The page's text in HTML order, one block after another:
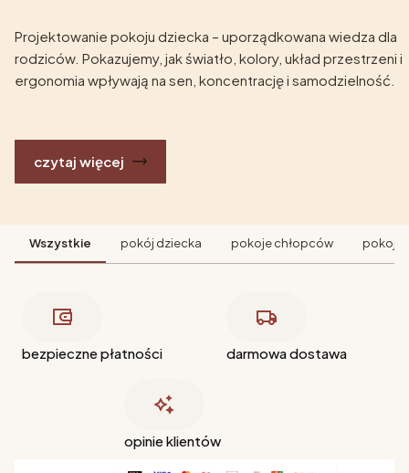
Projektowanie pokoju dziecka – uporządkowana wiedza dla
rodziców. Pokazujemy, jak światło, kolory, układ przestrzeni i
ergonomia wpływają na sen, koncentrację i samodzielność.
czytaj więcej
Wszystkie pokój dziecka pokoje chłopców pokoje
bezpieczne płatności darmowa dostawa
opinie klientów